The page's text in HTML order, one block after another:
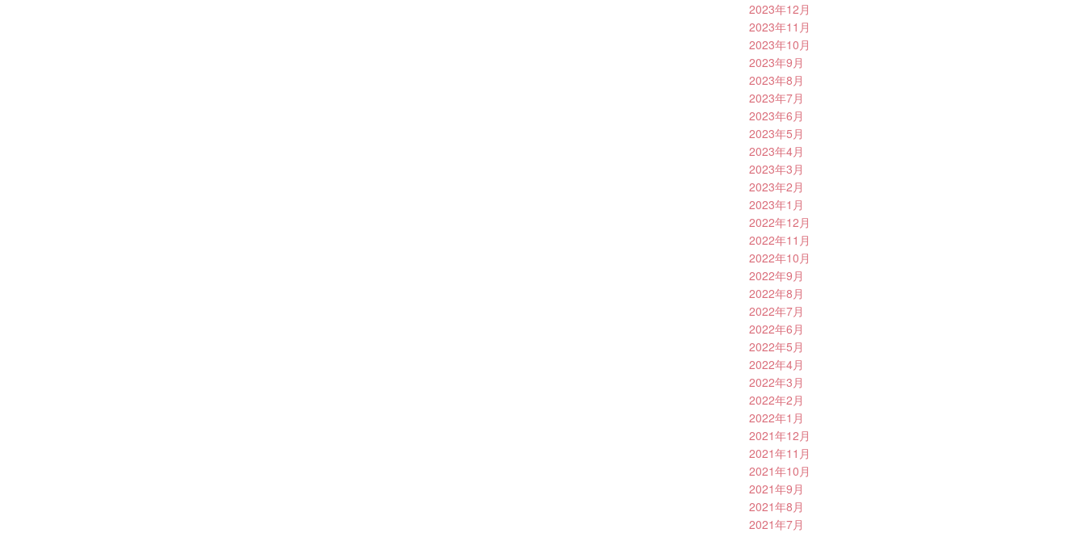
2023年12月
2023年11月
2023年10月
2023年9月
2023年8月
2023年7月
2023年6月
2023年5月
2023年4月
2023年3月
2023年2月
2023年1月
2022年12月
2022年11月
2022年10月
2022年9月
2022年8月
2022年7月
2022年6月
2022年5月
2022年4月
2022年3月
2022年2月
2022年1月
2021年12月
2021年11月
2021年10月
2021年9月
2021年8月
2021年7月